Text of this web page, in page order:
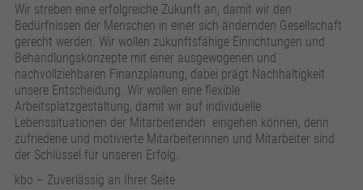
Wir streben eine erfolgreiche Zukunft an, damit wir den
Bedürfnissen der Menschen in einer sich ändernden Gesellschaft
gerecht werden. Wir wollen zukunftsfähige Einrichtungen und
Behandlungskonzepte mit einer ausgewogenen und
nachvollziehbaren Finanzplanung, dabei prägt Nachhaltigkeit
unsere Entscheidung. Wir wollen eine flexible
Arbeitsplatzgestaltung, damit wir auf individuelle
Lebenssituationen der Mitarbeitenden eingehen können, denn
zufriedene und motivierte Mitarbeiterinnen und Mitarbeiter sind
der Schlüssel für unseren Erfolg.
kbo – Zuverlässig an Ihrer Seite